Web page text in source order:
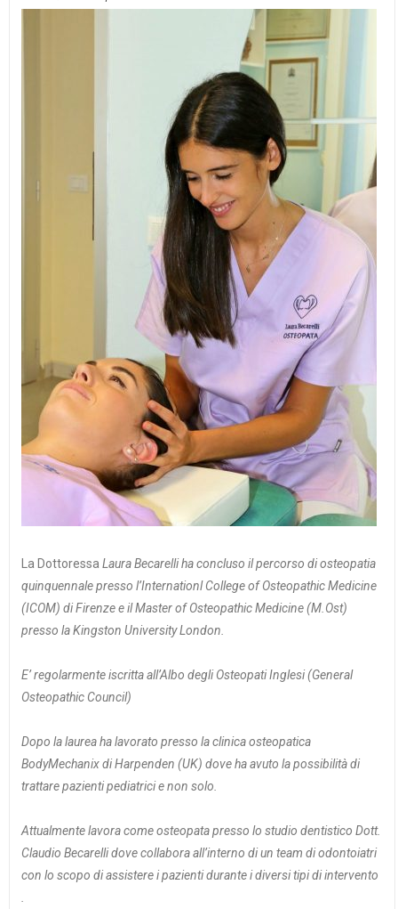
La Dottoressa Laura Becarelli ha concluso il percorso di osteopatia
quinquennale presso l’Internationl College of Osteopathic Medicine
(ICOM) di Firenze e il Master of Osteopathic Medicine (M.Ost)
presso la Kingston University London.
E’ regolarmente iscritta all’Albo degli Osteopati Inglesi (General
Osteopathic Council)
Dopo la laurea ha lavorato presso la clinica osteopatica
BodyMechanix di Harpenden (UK) dove ha avuto la possibilità di
trattare pazienti pediatrici e non solo.
Attualmente lavora come osteopata presso lo studio dentistico Dott.
Claudio Becarelli dove collabora all’interno di un team di odontoiatri
con lo scopo di assistere i pazienti durante i diversi tipi di intervento